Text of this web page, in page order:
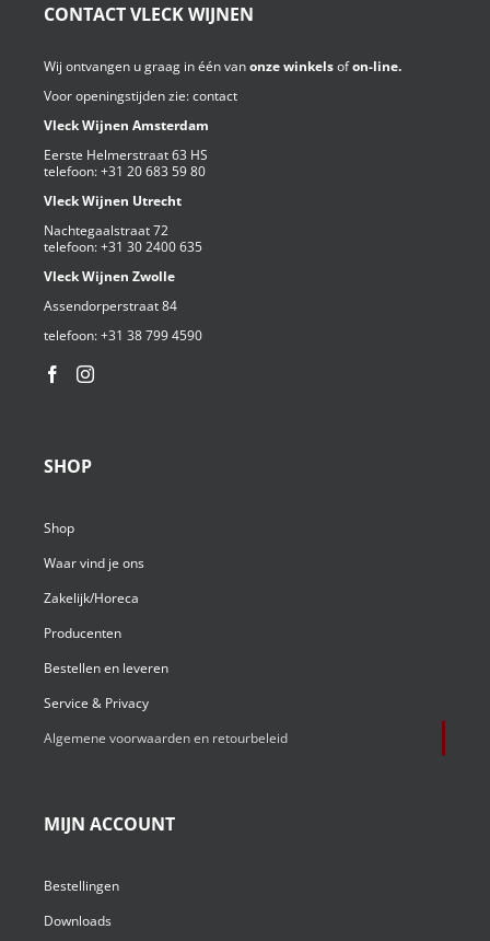
CONTACT VLECK WIJNEN
Wij ontvangen u graag in één vanonze winkelsofon-line.
Voor openingstijden zie:contact
Vleck Wijnen Amsterdam
Eerste Helmerstraat 63 HS
telefoon:+31 20 683 59 80
Vleck Wijnen Utrecht
Nachtegaalstraat 72
telefoon:+31 30 2400 635
Vleck Wijnen Zwolle
Assendorperstraat 84
telefoon:+31 38 799 4590⁩
SHOP
Shop
Waar vind je ons
Zakelijk/Horeca
Producenten
Bestellen en leveren
Service & Privacy
Algemene voorwaarden en retourbeleid
MIJN ACCOUNT
Bestellingen
Downloads